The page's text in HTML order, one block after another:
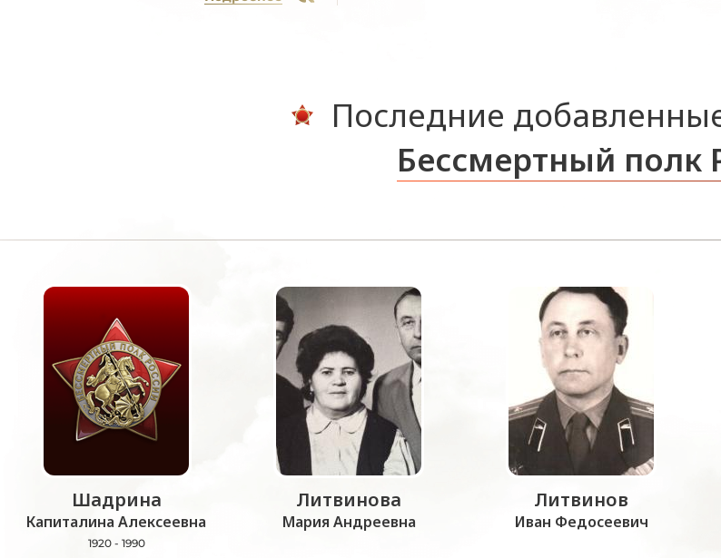
Последние
Бессмертный полк
Шадрина
Капиталина Алексеевна
1920 - 1990
Литвинова
Мария Андреевна
Литвинов
Иван Федосеевич